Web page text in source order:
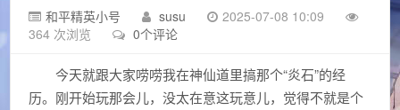
和平精英小号 susu
2025-07-08 10:09
364 次浏览
0个评论
今天就跟大家唠唠我在神仙道里搞那个“炎石”的经
历。刚开始玩那会儿，没太在意这玩意儿，觉得不就是个